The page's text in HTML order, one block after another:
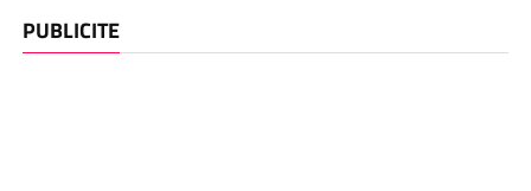
PUBLICITE